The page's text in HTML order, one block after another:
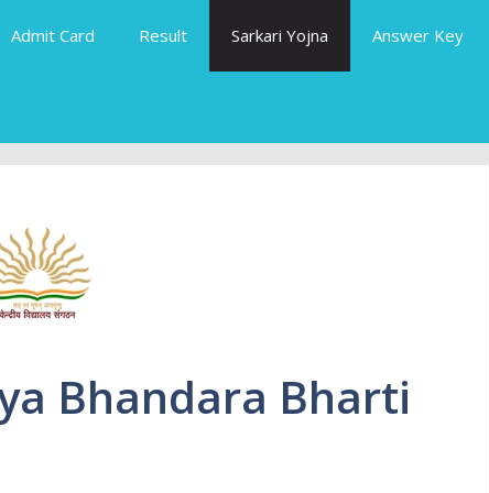
Admit Card Result Sarkari Yojna Answer Key
Bhandara Bharti